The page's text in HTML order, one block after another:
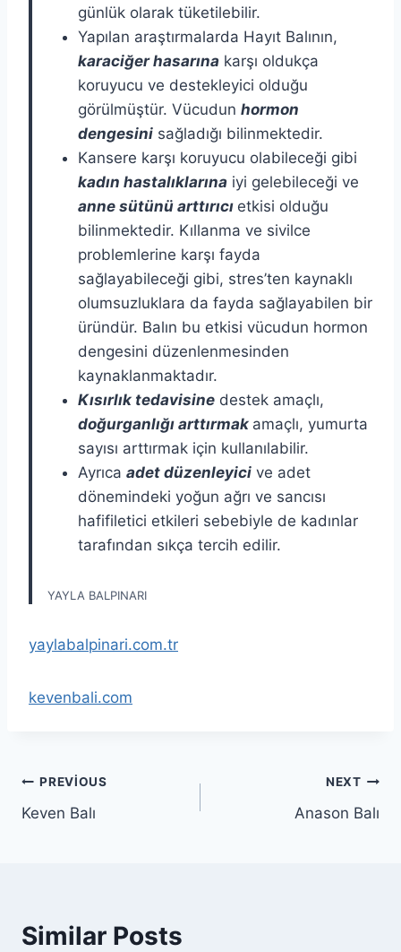
günlük olarak tüketilebilir.
Yapılan araştırmalarda Hayıt Balının,
karaciğer hasarına karşı oldukça
koruyucu ve destekleyici olduğu
görülmüştür. Vücudun hormon
dengesini sağladığı bilinmektedir.
Kansere karşı koruyucu olabileceği gibi
kadın hastalıklarına iyi gelebileceği ve
anne sütünü arttırıcı etkisi olduğu
bilinmektedir. Kıllanma ve sivilce
problemlerine karşı fayda
sağlayabileceği gibi, stres’ten kaynaklı
olumsuzluklara da fayda sağlayabilen bir
üründür. Balın bu etkisi vücudun hormon
dengesini düzenlenmesinden
kaynaklanmaktadır.
Kısırlık tedavisine destek amaçlı,
doğurganlığı arttırmak amaçlı, yumurta
sayısı arttırmak için kullanılabilir.
Ayrıca adet düzenleyici ve adet
dönemindeki yoğun ağrı ve sancısı
hafifiletici etkileri sebebiyle de kadınlar
tarafından sıkça tercih edilir.
YAYLA BALPINARI
yaylabalpinari.com.tr
kevenbali.com
Yazı
gezinmesi
PREVIOUS
Keven Balı
NEXT
Anason Balı
Similar Posts